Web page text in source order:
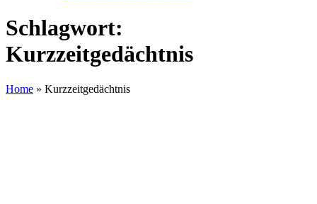
Schlagwort:
Kurzzeitgedächtnis
Home » Kurzzeitgedächtnis